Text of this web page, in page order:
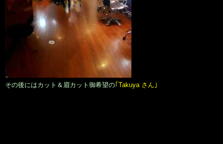
その後にはカット＆眉カット御希望の｢Takuya さん｣